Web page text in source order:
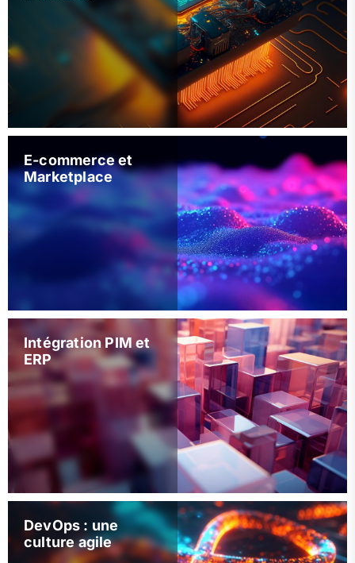
E-commerce et
Marketplace
Intégration PIM et
ERP
DevOps : une
culture agile